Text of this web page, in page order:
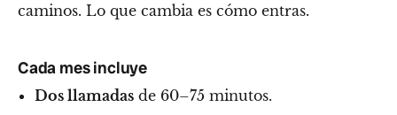
caminos. Lo que cambia es cómo entras.
Cada mes incluye
Dos llamadas de 60–75 minutos.